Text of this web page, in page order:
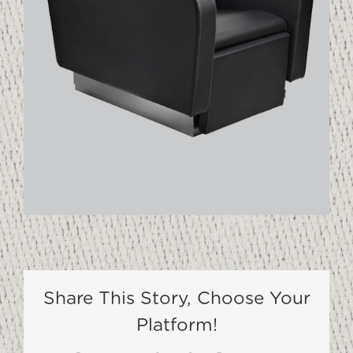
Share This Story, Choose Your
Platform!